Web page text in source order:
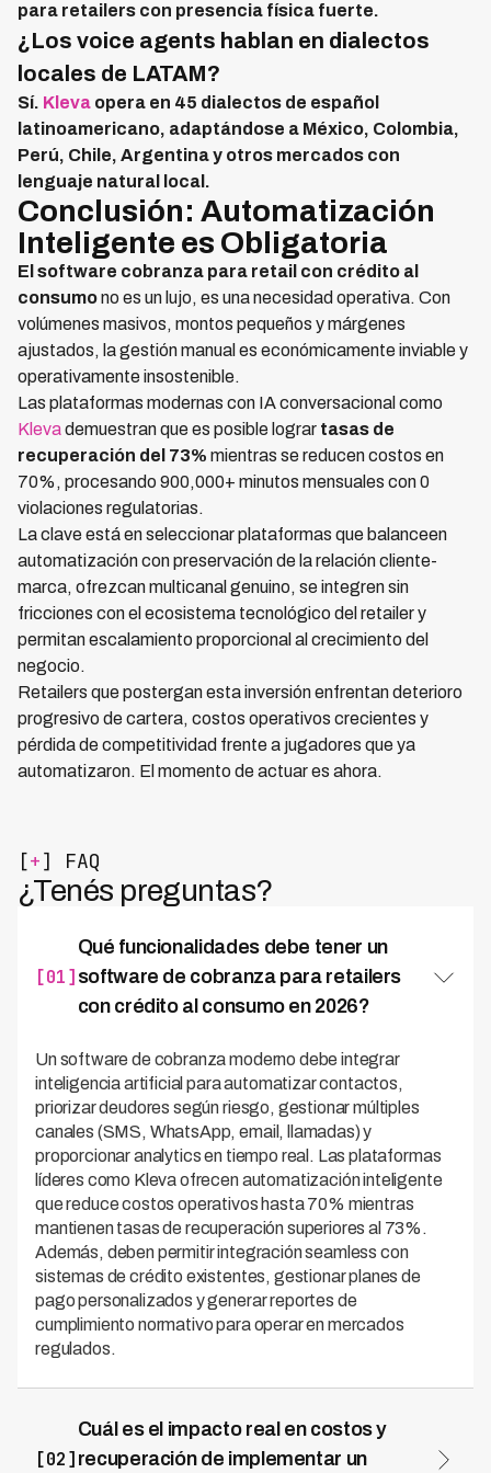
para retailers con presencia física fuerte.
¿Los voice agents hablan en dialectos
locales de LATAM?
Sí. Kleva opera en 45 dialectos de español
latinoamericano, adaptándose a México, Colombia,
Perú, Chile, Argentina y otros mercados con
lenguaje natural local.
Conclusión: Automatización
Inteligente es Obligatoria
El software cobranza para retail con crédito al
consumono es un lujo, es una necesidad operativa. Con
volúmenes masivos, montos pequeños y márgenes
ajustados, la gestión manual es económicamente inviable y
operativamente insostenible.
Las plataformas modernas con IA conversacional como
Klevademuestran que es posible lograr tasas de
recuperación del 73% mientras se reducen costos en
70%, procesando 900,000+ minutos mensuales con 0
violaciones regulatorias.
La clave está en seleccionar plataformas que balanceen
automatización con preservación de la relación cliente-
marca, ofrezcan multicanal genuino, se integren sin
fricciones con el ecosistema tecnológico del retailer y
permitan escalamiento proporcional al crecimiento del
negocio.
Retailers que postergan esta inversión enfrentan deterioro
progresivo de cartera, costos operativos crecientes y
pérdida de competitividad frente a jugadores que ya
automatizaron. El momento de actuar es ahora.
[+] FAQ
¿Tenés preguntas?
[01]
Qué funcionalidades debe tener un
software de cobranza para retailers
con crédito al consumo en 2026?
Un software de cobranza moderno debe integrar
inteligencia artificial para automatizar contactos,
priorizar deudores según riesgo, gestionar múltiples
canales (SMS, WhatsApp, email, llamadas) y
proporcionar analytics en tiempo real. Las plataformas
líderes como Kleva ofrecen automatización inteligente
que reduce costos operativos hasta 70% mientras
mantienen tasas de recuperación superiores al 73%.
Además, deben permitir integración seamless con
sistemas de crédito existentes, gestionar planes de
pago personalizados y generar reportes de
cumplimiento normativo para operar en mercados
regulados.
[02]
Cuál es el impacto real en costos y
recuperación de implementar un